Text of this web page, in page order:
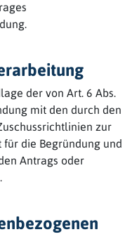
der von Art. 6 Abs.
mit den durch den
zur
die Begründung und
Antrags oder